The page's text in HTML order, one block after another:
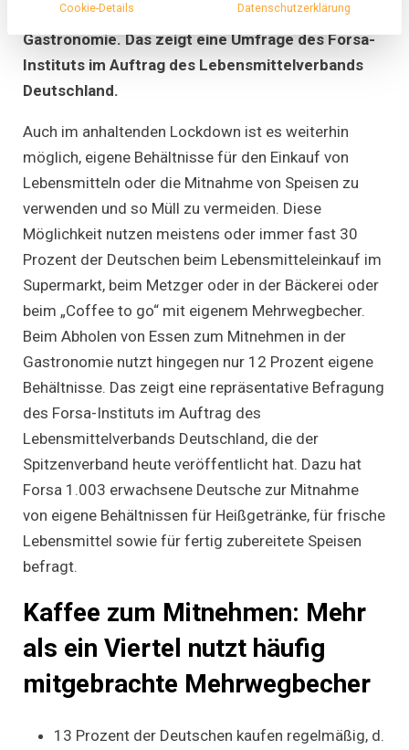
eigene
beim
deutlich
Essen
weitaus weniger für das Abholen von Essen in der
Gastronomie. Das zeigt eine Umfrage des Forsa-
Instituts im Auftrag des Lebensmittelverbands
Deutschland.
Auch im anhaltenden Lockdown ist es weiterhin
möglich, eigene Behältnisse für den Einkauf von
Lebensmitteln oder die Mitnahme von Speisen zu
verwenden und so Müll zu vermeiden. Diese
Möglichkeit nutzen meistens oder immer fast 30
Prozent der Deutschen beim Lebensmitteleinkauf im
Supermarkt, beim Metzger oder in der Bäckerei oder
beim „Coffee to go“ mit eigenem Mehrwegbecher.
Beim Abholen von Essen zum Mitnehmen in der
Gastronomie nutzt hingegen nur 12 Prozent eigene
Behältnisse. Das zeigt eine repräsentative Befragung
des Forsa-Instituts im Auftrag des
Lebensmittelverbands Deutschland, die der
Spitzenverband heute veröffentlicht hat. Dazu hat
Forsa 1.003 erwachsene Deutsche zur Mitnahme
von eigene Behältnissen für Heißgetränke, für frische
Lebensmittel sowie für fertig zubereitete Speisen
befragt.
Kaffee zum Mitnehmen: Mehr
als ein Viertel nutzt häufig
mitgebrachte Mehrwegbecher
13 Prozent der Deutschen kaufen regelmäßig, d.
Cookie-Details Datenschutzerklärung